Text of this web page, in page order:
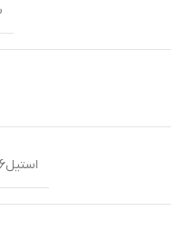
استیل316 (ضد حساسیت)